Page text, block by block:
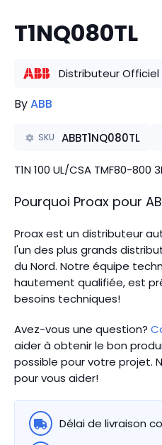
T1NQ080TL
Distributeur Officiel
ByABB
SKU ABBT1NQ080TL
T1N 100 UL/CSA TMF80-800
Pourquoi Proax pour
Proax est un distributeur
l'un des plus grands
du Nord. Notre équipe
hautement qualifiée, est
besoins techniques!
Avez-vous une question?
aider à obtenir le bon
possible pour votre projet.
pour vous aider!
Délai de livraison